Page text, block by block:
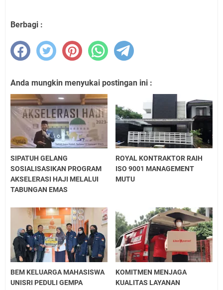
Berbagi :
Anda mungkin menyukai postingan ini :
SIPATUH GELANG
SOSIALISASIKAN PROGRAM
AKSELERASI HAJI MELALUI
TABUNGAN EMAS
ROYAL KONTRAKTOR RAIH
ISO 9001 MANAGEMENT
MUTU
BEM KELUARGA MAHASISWA
UNISRI PEDULI GEMPA
KOMITMEN MENJAGA
KUALITAS LAYANAN